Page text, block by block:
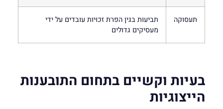
תעסוקה
תביעות בגין הפרת זכויות עובדים על ידי
מעסיקים גדולים
בעיות וקשיים בתחום התובענות
הייצוגיות